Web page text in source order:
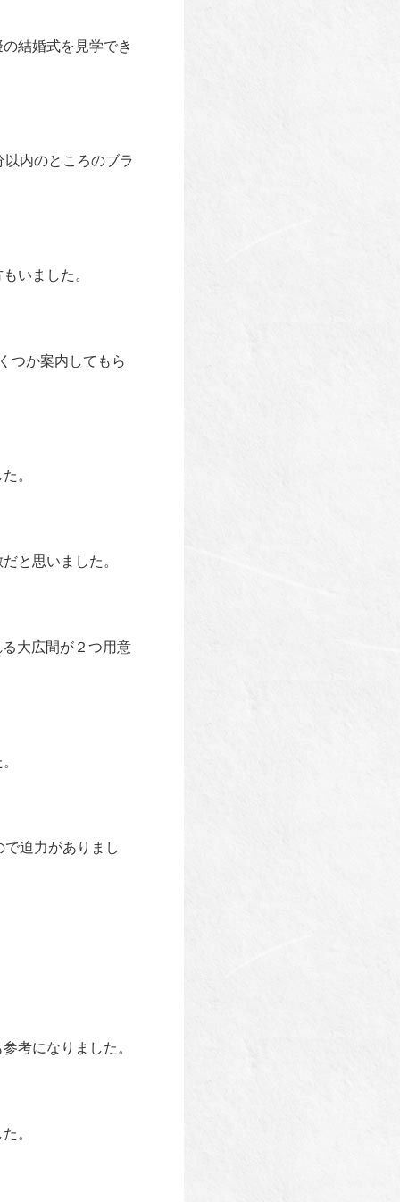
結婚式を見学でき
内のところのブラ
いました。
つか案内してもら
。
と思いました。
大広間が２つ用意
迫力がありまし
考になりました。
。